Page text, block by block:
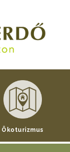
Ökoturizmus